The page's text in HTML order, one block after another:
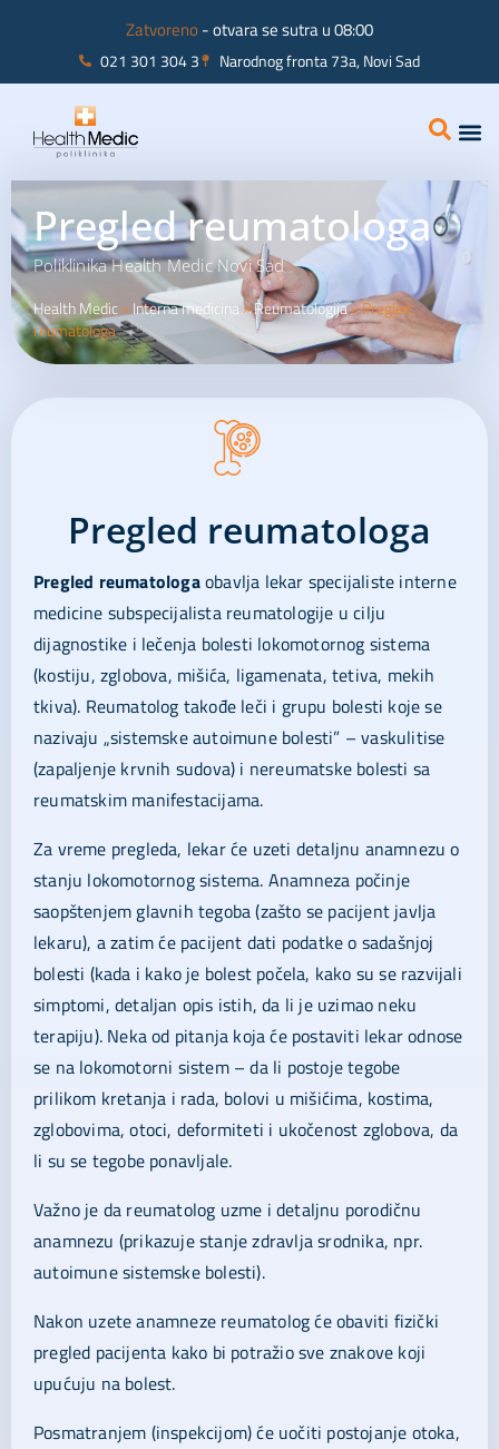
021 301 304 3 Narodnog fronta 73a, Novi Sad
Zatvoreno- otvara se sutra u 08:00
Pregled reumatologa
Poliklinika Health Medic Novi Sad
Health Medic » Interna medicina»Reumatologija»Pregled
reumatologa
Pregled reumatologa
Pregled reumatologaobavlja lekar specijaliste interne
medicine subspecijalista reumatologije u cilju
dijagnostike i lečenja bolesti lokomotornog sistema
(kostiju, zglobova, mišića, ligamenata, tetiva, mekih
tkiva). Reumatolog takođe leči i grupu bolesti koje se
nazivaju „sistemske autoimune bolesti” – vaskulitise
(zapaljenje krvnih sudova) i nereumatske bolesti sa
reumatskim manifestacijama.
Za vreme pregleda, lekar će uzeti detaljnu anamnezu o
stanju lokomotornog sistema. Anamneza počinje
saopštenjem glavnih tegoba (zašto se pacijent javlja
lekaru), a zatim će pacijent dati podatke o sadašnjoj
bolesti (kada i kako je bolest počela, kako su se razvijali
simptomi, detaljan opis istih, da li je uzimao neku
terapiju). Neka od pitanja koja će postaviti lekar odnose
se na lokomotorni sistem – da li postoje tegobe
prilikom kretanja i rada, bolovi u mišićima, kostima,
zglobovima, otoci, deformiteti i ukočenost zglobova, da
li su se tegobe ponavljale.
Važno je da reumatolog uzme i detaljnu porodičnu
anamnezu (prikazuje stanje zdravlja srodnika, npr.
autoimune sistemske bolesti).
Nakon uzete anamneze reumatolog će obaviti fizički
pregled pacijenta kako bi potražio sve znakove koji
upućuju na bolest.
Posmatranjem (inspekcijom) će uočiti postojanje otoka,